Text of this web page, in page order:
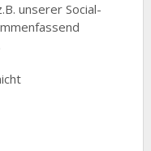
unserer Social-